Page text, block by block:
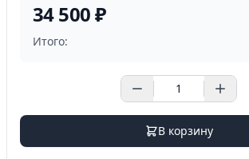
34 500 ₽
Итого:
В корзину